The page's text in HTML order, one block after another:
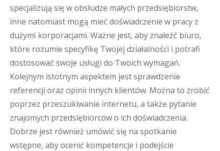
specjalizują się w obsłudze małych przedsiębiorstw,
inne natomiast mogą mieć doświadczenie w pracy z
dużymi korporacjami. Ważne jest, aby znaleźć biuro,
które rozumie specyfikę Twojej działalności i potrafi
dostosować swoje usługi do Twoich wymagań.
Kolejnym istotnym aspektem jest sprawdzenie
referencji oraz opinii innych klientów. Można to zrobić
poprzez przeszukiwanie internetu, a także pytanie
znajomych przedsiębiorców o ich doświadczenia.
Dobrze jest również umówić się na spotkanie
wstępne, aby ocenić kompetencje i podejście